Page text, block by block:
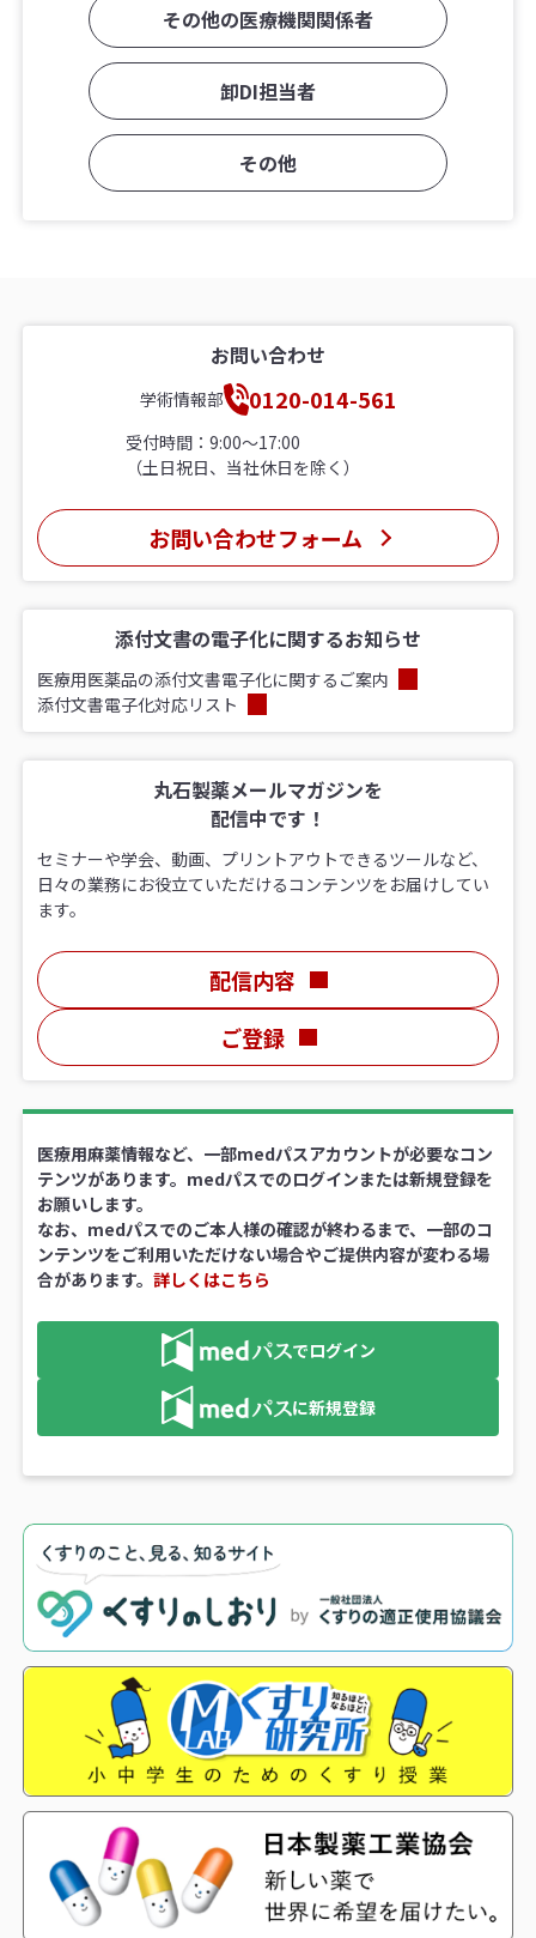
その他の医療機関関係者
卸DI担当者
その他
お問い合わせ
学術情報部 0120-014-561
受付時間：9:00〜17:00
（土日祝日、当社休日を除く）
お問い合わせフォーム
添付文書の電子化に関するお知らせ
医療用医薬品の添付文書電子化に関するご案内
添付文書電子化対応リスト
丸石製薬メールマガジンを
配信中です！
セミナーや学会、動画、プリントアウトできるツールなど、
日々の業務にお役立ていただけるコンテンツをお届けしてい
ます。
配信内容
ご登録
医療用麻薬情報など、一部medパスアカウントが必要なコン
テンツがあります。medパスでのログインまたは新規登録を
お願いします。
なお、medパスでのご本人様の確認が終わるまで、一部のコ
ンテンツをご利用いただけない場合やご提供内容が変わる場
合があります。詳しくはこちら
でログイン
に新規登録